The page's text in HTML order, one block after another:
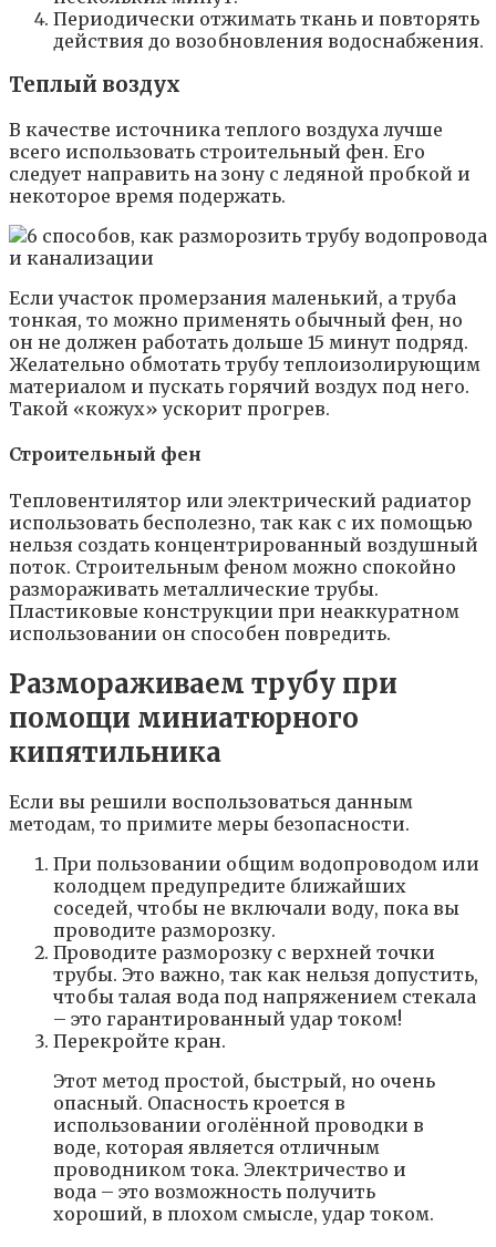
Периодически отжимать ткань и повторять
действия до возобновления водоснабжения.
Теплый воздух
В качестве источника теплого воздуха лучше
всего использовать строительный фен. Его
следует направить на зону с ледяной пробкой и
некоторое время подержать.
Если участок промерзания маленький, а труба
тонкая, то можно применять обычный фен, но
он не должен работать дольше 15 минут подряд.
Желательно обмотать трубу теплоизолирующим
материалом и пускать горячий воздух под него.
Такой «кожух» ускорит прогрев.
Строительный фен
Тепловентилятор или электрический радиатор
использовать бесполезно, так как с их помощью
нельзя создать концентрированный воздушный
поток. Строительным феном можно спокойно
размораживать металлические трубы.
Пластиковые конструкции при неаккуратном
использовании он способен повредить.
Размораживаем трубу при
помощи миниатюрного
кипятильника
Если вы решили воспользоваться данным
методам, то примите меры безопасности.
При пользовании общим водопроводом или
колодцем предупредите ближайших
соседей, чтобы не включали воду, пока вы
проводите разморозку.
Проводите разморозку с верхней точки
трубы. Это важно, так как нельзя допустить,
чтобы талая вода под напряжением стекала
– это гарантированный удар током!
Перекройте кран.
Этот метод простой, быстрый, но очень
опасный. Опасность кроется в
использовании оголённой проводки в
воде, которая является отличным
проводником тока. Электричество и
вода – это возможность получить
хороший, в плохом смысле, удар током.